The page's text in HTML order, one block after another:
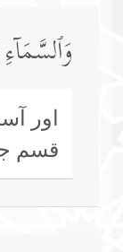
اور
قسم